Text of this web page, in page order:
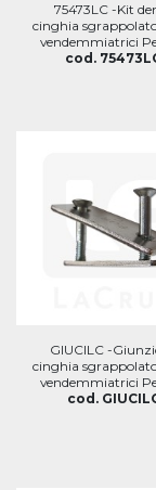
75473LC -Kit
cinghia
vendemmiatrici
cod.
GIUCILC -
cinghia
vendemmiatrici
cod.